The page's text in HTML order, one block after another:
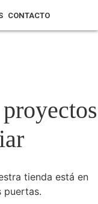
CONTACTO
tienda está en
puertas.